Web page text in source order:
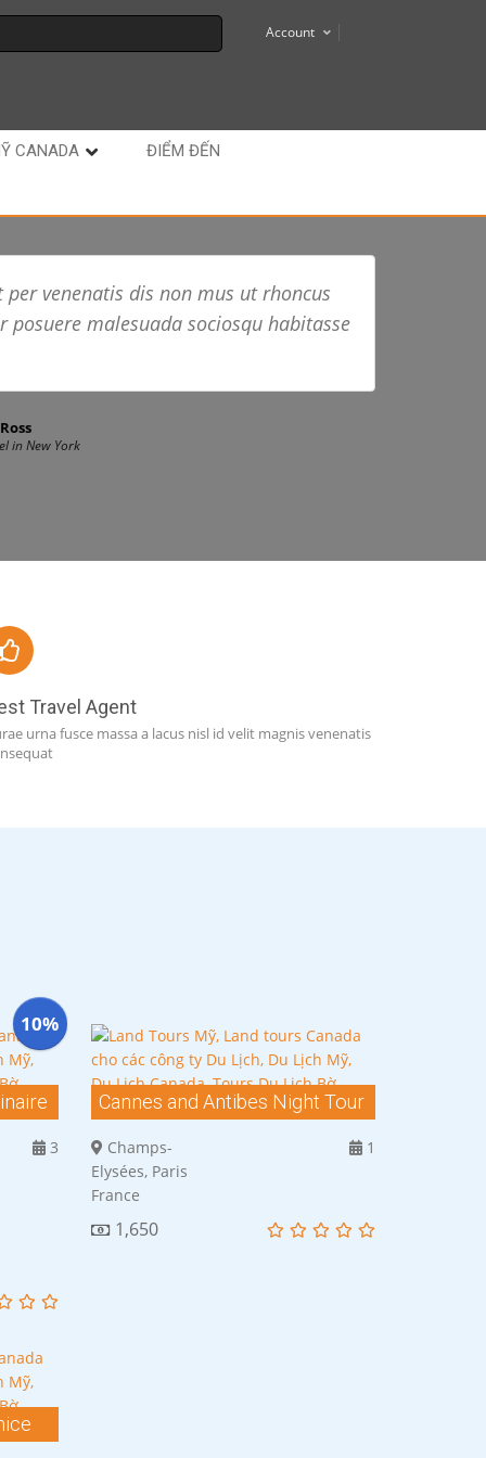
Account
CANADA ĐIỂM ĐẾN
per venenatis dis non mus ut rhoncus
posuere malesuada sociosqu habitasse
in New York
Travel Agent
urna fusce massa a lacus nisl id velit magnis venenatis
10%
3
Cannes and Antibes Night Tour
Champs-
Elysées, Paris
France
1
1,650